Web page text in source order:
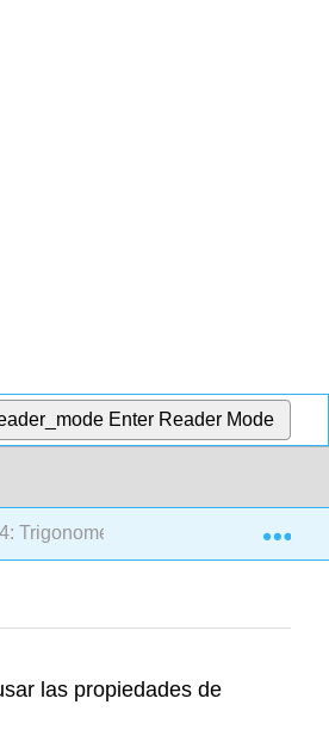
Enter Reader Mode
Trigonometría de Triángulo Recto
las propiedades de